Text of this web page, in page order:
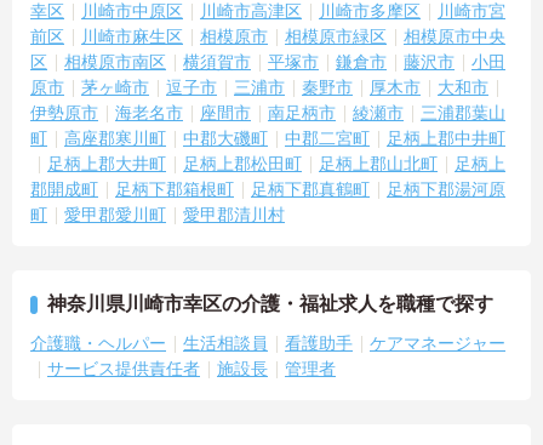
幸区
川崎市中原区 川崎市高津区 川崎市多摩区
川崎市宮
前区
川崎市麻生区 相模原市 相模原市緑区
相模原市中央
区
相模原市南区 横須賀市 平塚市 鎌倉市 藤沢市
小田
原市
茅ヶ崎市 逗子市 三浦市 秦野市 厚木市
大和市
伊勢原市
海老名市 座間市 南足柄市 綾瀬市
三浦郡葉山
町
高座郡寒川町 中郡大磯町 中郡二宮町
足柄上郡中井町
足柄上郡大井町
足柄上郡松田町 足柄上郡山北町
足柄上
郡開成町
足柄下郡箱根町 足柄下郡真鶴町
足柄下郡湯河原
町
愛甲郡愛川町 愛甲郡清川村
神奈川県川崎市幸区の介護・福祉求人を職種で探す
介護職・ヘルパー 生活相談員 看護助手
ケアマネージャー
サービス提供責任者
施設長 管理者